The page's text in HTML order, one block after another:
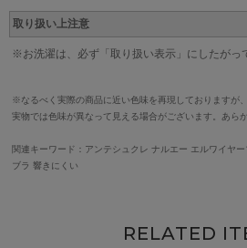
取り扱い上注意
※お洗濯は、必ず「取り扱い表示」にしたがっ
※なるべく実際の商品に近い色味を再現しておりますが
実物では色味が異なって見える場合がございます。あら
関連キーワード：アンテシュクレ ナルエー エルワイヤ
ブラ 響きにくい
RELATED